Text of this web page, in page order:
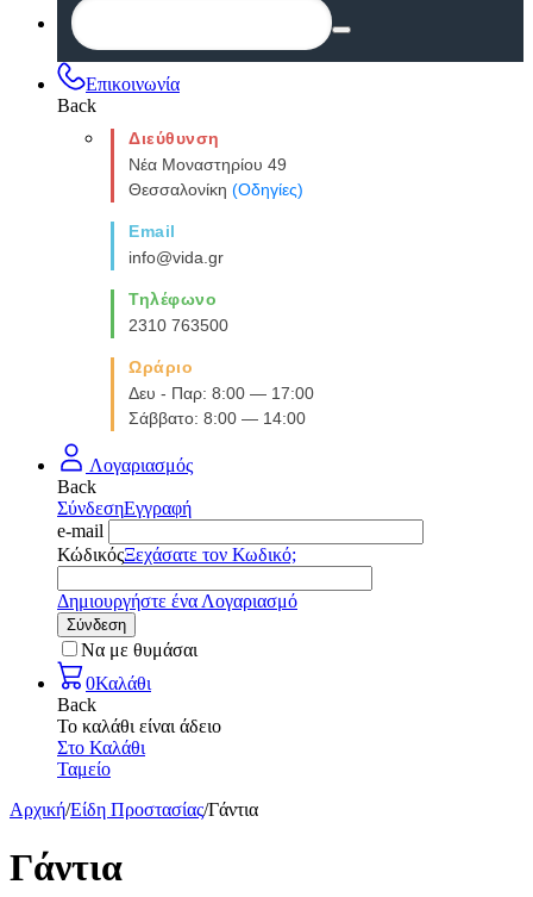
Επικοινωνία
Back
Διεύθυνση
Νέα Μοναστηρίου 49
Θεσσαλονίκη (Οδηγίες)
Email
info@vida.gr
Τηλέφωνο
2310 763500
Ωράριο
Δευ - Παρ: 8:00 — 17:00
Σάββατο: 8:00 — 14:00
Λογαριασμός
Back
ΣύνδεσηΕγγραφή
e-mail
ΚώδικόςΞεχάσατε τον Κωδικό;
Δημιουργήστε ένα Λογαριασμό
Σύνδεση
Να με θυμάσαι
0Καλάθι
Back
Το καλάθι είναι άδειο
Στο Καλάθι
Ταμείο
Αρχική/Είδη Προστασίας/Γάντια
Γάντια